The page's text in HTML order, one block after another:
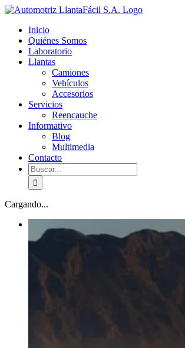
Skip
content
facebook
youtube
Inicio
Quiénes Somos
Laboratorio
Llantas
Camiones
Vehículos
Accesorios
Servicios
Reencauche
Informativo
Blog
Multimedia
Contacto
Buscar:
Cargando...